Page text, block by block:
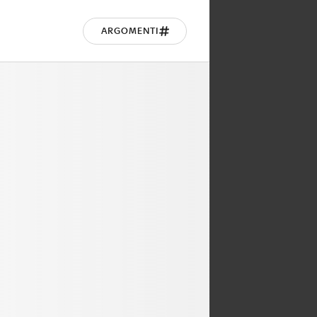
ARGOMENTI